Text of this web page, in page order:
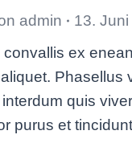
admin
13.
ex
Phasellus
quis
purus et